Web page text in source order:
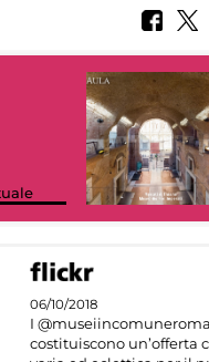
06/10/2018
I @museiincomuneroma
costituiscono un’offerta